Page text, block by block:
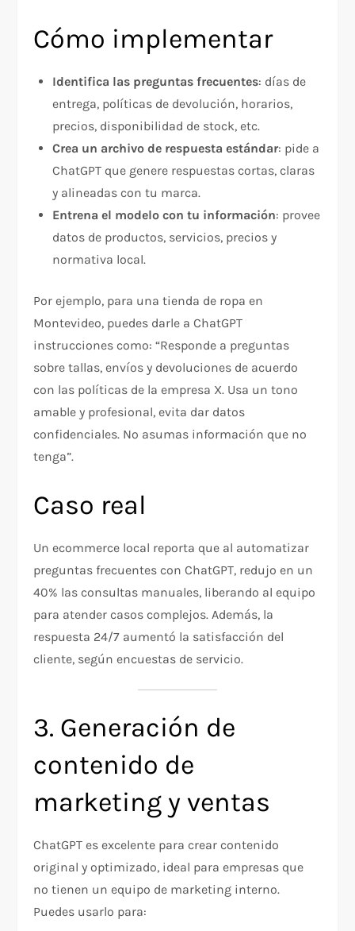
Cómo implementar
Identifica las preguntas frecuentes: días de
entrega, políticas de devolución, horarios,
precios, disponibilidad de stock, etc.
Crea un archivo de respuesta estándar: pide a
ChatGPT que genere respuestas cortas, claras
y alineadas con tu marca.
Entrena el modelo con tu información: provee
datos de productos, servicios, precios y
normativa local.
Por ejemplo, para una tienda de ropa en
Montevideo, puedes darle a ChatGPT
instrucciones como: “Responde a preguntas
sobre tallas, envíos y devoluciones de acuerdo
con las políticas de la empresa X. Usa un tono
amable y profesional, evita dar datos
confidenciales. No asumas información que no
tenga”.
Caso real
Un ecommerce local reporta que al automatizar
preguntas frecuentes con ChatGPT, redujo en un
40% las consultas manuales, liberando al equipo
para atender casos complejos. Además, la
respuesta 24/7 aumentó la satisfacción del
cliente, según encuestas de servicio.
3. Generación de
contenido de
marketing y ventas
ChatGPT es excelente para crear contenido
original y optimizado, ideal para empresas que
no tienen un equipo de marketing interno.
Puedes usarlo para: